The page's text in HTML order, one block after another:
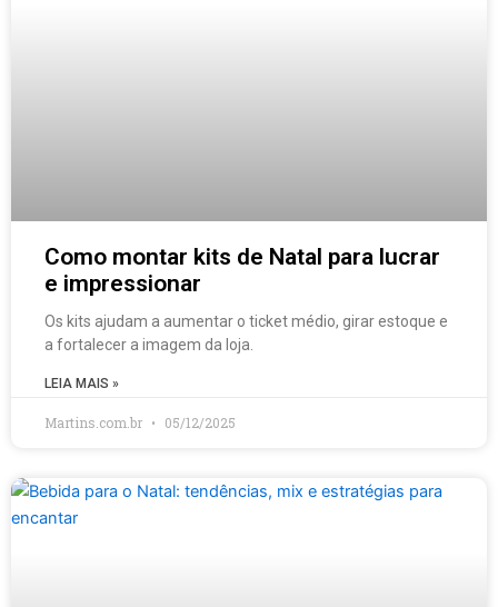
Como montar kits de Natal para lucrar
e impressionar
Os kits ajudam a aumentar o ticket médio, girar estoque e
a fortalecer a imagem da loja.
LEIA MAIS »
Martins.com.br 05/12/2025